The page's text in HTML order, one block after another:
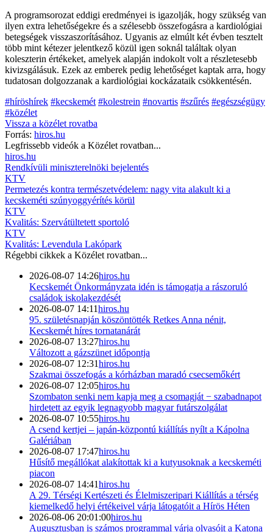
A programsorozat eddigi eredményei is igazolják, hogy szükség van
ilyen extra lehetőségekre és a szélesebb összefogásra a kardiológiai
betegségek visszaszorításához. Ugyanis az elmúlt két évben tesztelt
több mint kétezer jelentkező közül igen soknál találtak olyan
koleszterin értékeket, amelyek alapján indokolt volt a részletesebb
kivizsgálásuk. Ezek az emberek pedig lehetőséget kaptak arra, hogy
tudatosan dolgozzanak a kardiológiai kockázataik csökkentésén.
#híröshírek #kecskemét #kolestrein #novartis #szűrés #egészségügy
#közélet
Vissza a közélet rovatba
Forrás: hiros.hu
Legfrissebb videók a Közélet rovatban...
hiros.hu
Rendkívüli miniszterelnöki bejelentés
KTV
Permetezés kontra természetvédelem: nagy vita alakult ki a
kecskeméti szúnyoggyérítés körül
KTV
Kvalitás: Szervátültetett sportoló
KTV
Kvalitás: Levendula Lakópark
Régebbi cikkek a Közélet rovatban...
2026-08-07 14:26hiros.hu
Kecskemét Önkormányzata idén is támogatja a rászoruló
családok iskolakezdését
2026-08-07 14:11hiros.hu
95. születésnapján köszöntötték Retkes Anna nénit,
Kecskemét híres tornatanárát
2026-08-07 13:27hiros.hu
Változott a gázszünet időpontja
2026-08-07 12:31hiros.hu
Szakmai összefogás a kórházban maradó csecsemőkért
2026-08-07 12:05hiros.hu
Szombaton senki nem kapja meg a csomagját − szabadnapot
hirdetett az egyik legnagyobb magyar futárszolgálat
2026-08-07 10:55hiros.hu
A csend kertjei – japán-központú kiállítás nyílt a Kápolna
Galériában
2026-08-07 17:47hiros.hu
Hűsítő megállókat alakítottak ki a kutyusoknak a kecskeméti
piacon
2026-08-07 14:41hiros.hu
A 29. Térségi Kertészeti és Élelmiszeripari Kiállítás a térség
kiemelkedő helyi értékeivel várja látogatóit a Hírös Héten
2026-08-06 20:01:00hiros.hu
Augusztusban is számos programmal várja olvasóit a Katona